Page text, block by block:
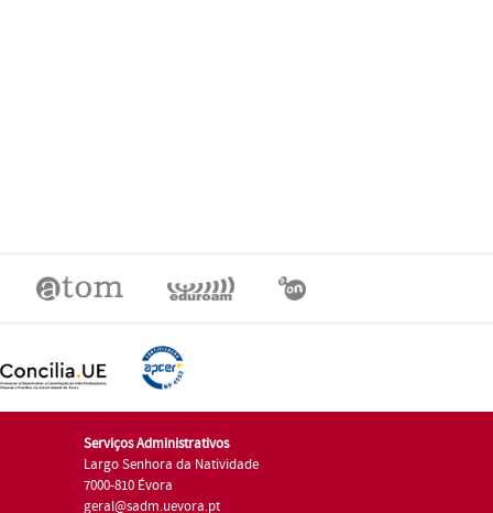
Serviços Administrativos
Largo Senhora da Natividade
7000-810 Évora
geral@sadm.uevora.pt